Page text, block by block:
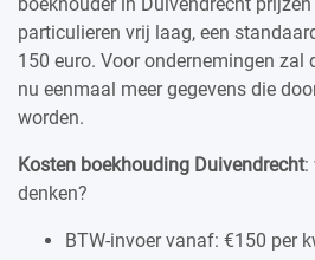
particulieren vrij laag, een
150 euro. Voor ondernemingen zal
nu eenmaal meer gegevens die
worden.
Kosten boekhouding Duivendrecht:
denken?
BTW-invoer vanaf: €150 per